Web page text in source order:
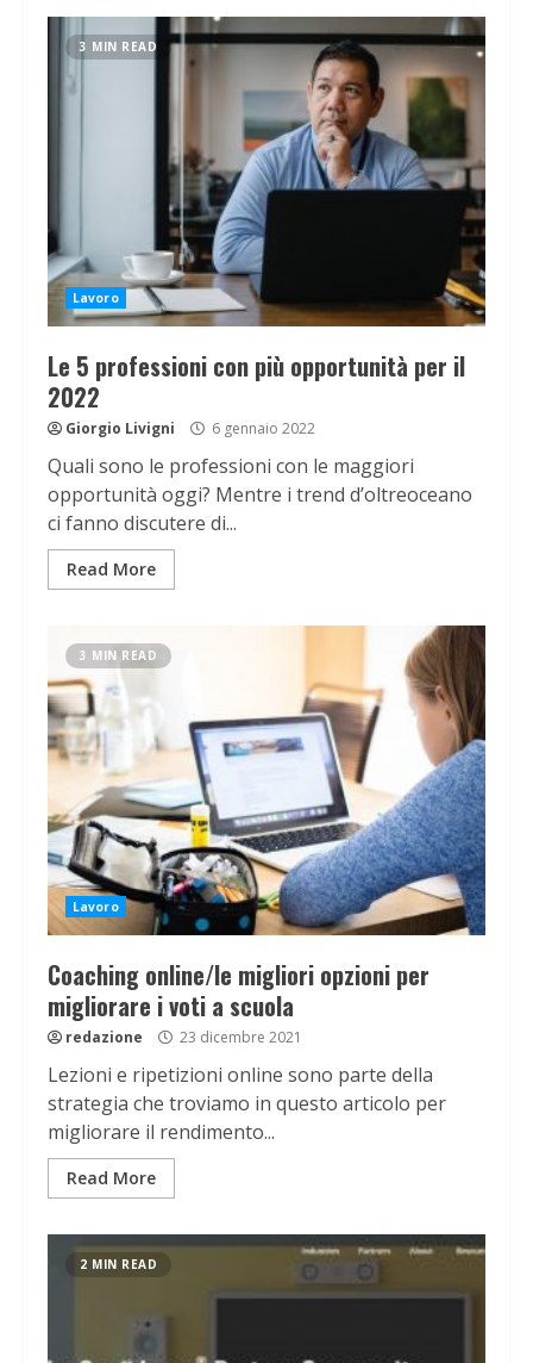
3 MIN READ
Lavoro
Le 5 professioni con più opportunità per il
2022
Giorgio Livigni 6 gennaio 2022
Quali sono le professioni con le maggiori
opportunità oggi? Mentre i trend d’oltreoceano
ci fanno discutere di...
Read More
3 MIN READ
Lavoro
Coaching online/le migliori opzioni per
migliorare i voti a scuola
redazione 23 dicembre 2021
Lezioni e ripetizioni online sono parte della
strategia che troviamo in questo articolo per
migliorare il rendimento...
Read More
2 MIN READ